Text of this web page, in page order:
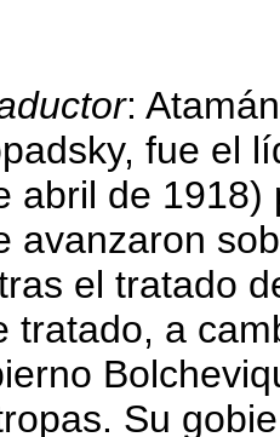
:
fue el
abril de
avanzaron
el tratado
tratado, a
Su